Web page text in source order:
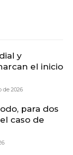
y
el inicio
de 2026
para dos
caso de